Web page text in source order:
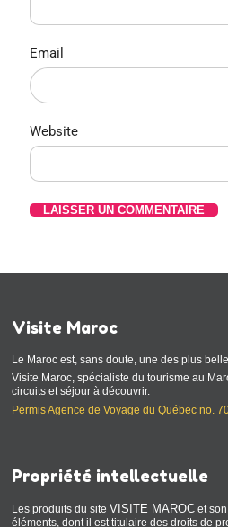
Email
Website
Visite Maroc
Le Maroc est, sans doute, une des plus
Visite Maroc, spécialiste du tourisme au
circuits et séjour à découvrir.
Permis Agence de Voyage du Québec no.
Propriété intellectuelle
Les produits du siteVISITE MAROC et
éléments, dont il est titulaire des droits de